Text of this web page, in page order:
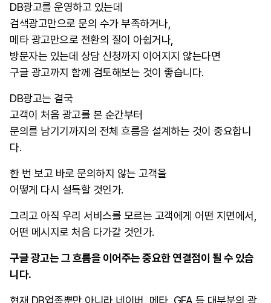
DB광고를 운영하고 있는데
검색광고만으로 문의 수가 부족하거나,
메타 광고만으로 전환의 질이 아쉽거나,
방문자는 있는데 상담 신청까지 이어지지 않는다면
구글 광고까지 함께 검토해보는 것이 좋습니다.
DB광고는 결국
고객이 처음 광고를 본 순간부터
문의를 남기기까지의 전체 흐름을 설계하는 것이 중요합니
다.
한 번 보고 바로 문의하지 않는 고객을
어떻게 다시 설득할 것인가.
그리고 아직 우리 서비스를 모르는 고객에게 어떤 지면에서,
어떤 메시지로 처음 다가갈 것인가.
구글 광고는 그 흐름을 이어주는 중요한 연결점이 될 수 있습
니다.
현재 DB업종뿐만 아니라 네이버, 메타, GFA 등 대부분의 광